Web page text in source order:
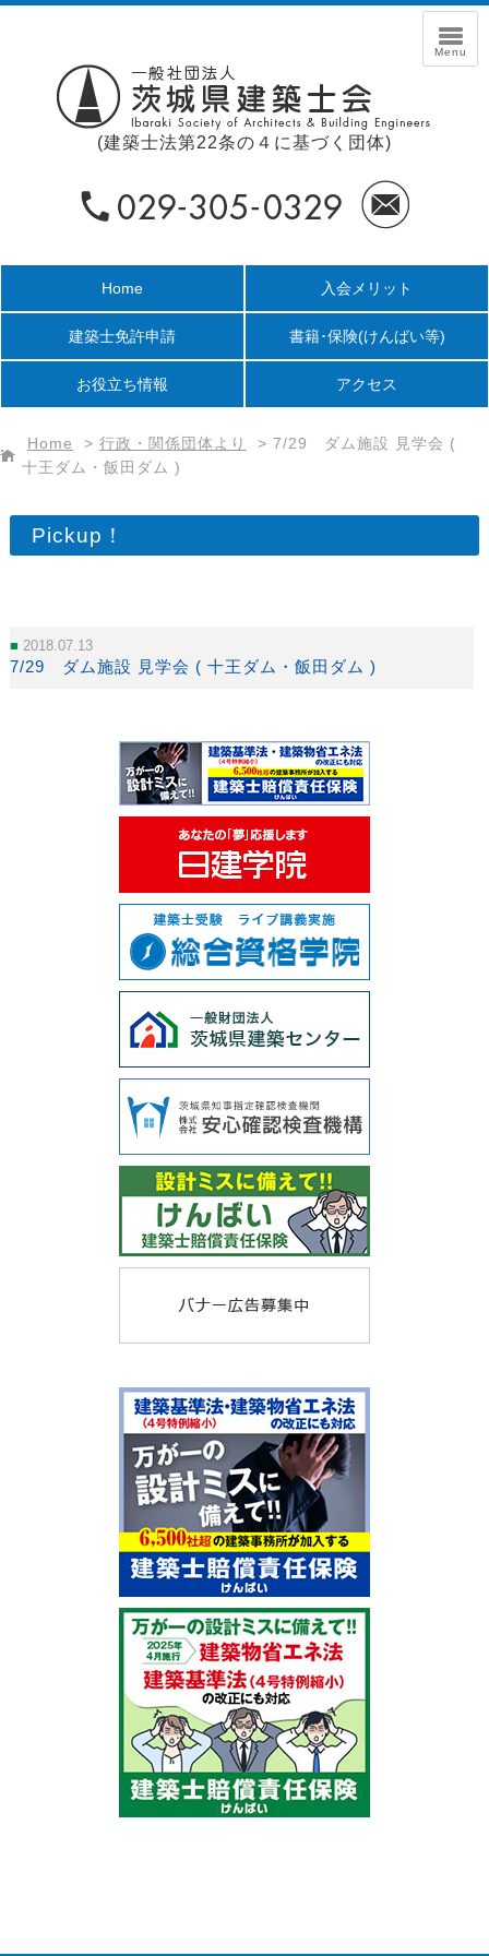
(建築士法第22条の４に基づく団体)
Home 入会メリット
建築士免許申請 書籍･保険(けんばい等)
お役立ち情報 アクセス
Home > 行政・関係団体より > 7/29 ダム施設 見学会 (
十王ダム・飯田ダム )
Pickup！
2018.07.13
7/29 ダム施設 見学会 ( 十王ダム・飯田ダム )